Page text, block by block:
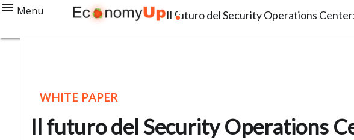
Menu Il futuro del Security Operations
WHITE PAPER
Il futuro del Security Operations